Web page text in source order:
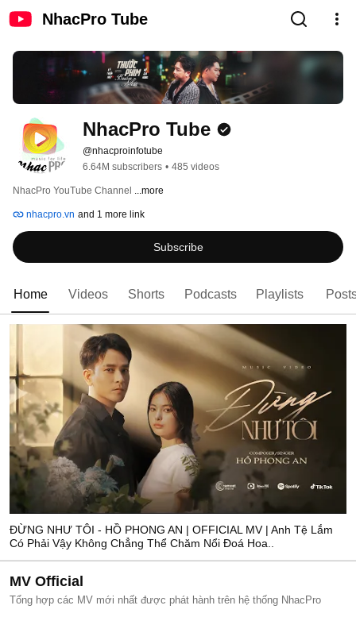
NhacPro Tube
NhacPro Tube
@nhacproinfotube
6.64M subscribers • 485 videos
NhacPro YouTube Channel ...more
nhacpro.vn and 1 more link
Subscribe
Home Videos Shorts Podcasts Playlists
ĐỪNG NHƯ TÔI - HỒ PHONG AN | OFFICIAL MV | Anh Tệ Lắm
Có Phải Vậy Không Chẳng Thể Chăm Nổi Đoá Hoa..
MV Official
Tổng hợp các MV mới nhất được phát hành trên hệ thống NhacPro